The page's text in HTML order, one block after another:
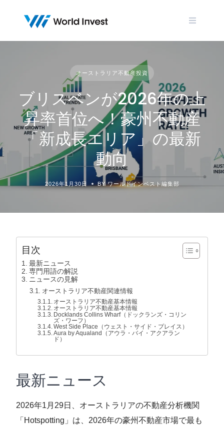
オーストラリア不動産投資
ブリスベンが2026年の上
昇率首位へ！豪州不動産
「新成長エリア」の最新
動向
2026年1月30日 BY ワールドインベスト編集部
目次
最新ニュース
専門用語の解説
ニュースの見解
オーストラリア不動産関連情報
オーストラリア不動産基本情報
オーストラリア不動産基本情報
Docklands Collins Wharf（ドックランズ・コリン
ズ・ワーフ）
West Side Place（ウェスト・サイド・プレイス）
Aura by Aqualand（アウラ・バイ・アクアラン
ド）
最新ニュース
2026年1月29日、オーストラリアの不動産分析機関
「Hotspotting」は、2026年の豪州不動産市場で最も